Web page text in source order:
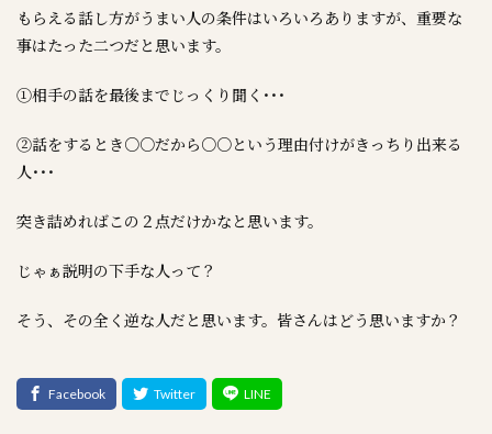
もらえる話し方がうまい人の条件はいろいろありますが、重要な
事はたった二つだと思います。
①相手の話を最後までじっくり聞く･･･
②話をするとき○○だから○○という理由付けがきっちり出来る
人･･･
突き詰めればこの２点だけかなと思います。
じゃぁ説明の下手な人って？
そう、その全く逆な人だと思います。皆さんはどう思いますか？